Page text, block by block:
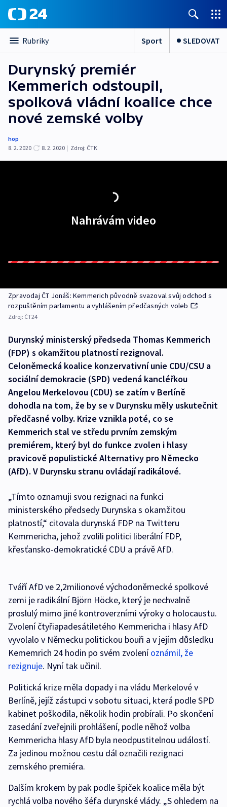
Rubriky Sport SLEDOVAT
Durynský premiér
Kemmerich odstoupil,
spolková vládní koalice chce
nové zemské volby
hop
8. 2. 2020
8. 2. 2020 | Zdroj: ČTK
Nahrávám video
Zpravodaj ČT Jonáš: Kemmerich původně svazoval svůj odchod s
rozpuštěním parlamentu a vyhlášením předčasných voleb
Zdroj: ČT24
Durynský ministerský předseda Thomas Kemmerich
(FDP) s okamžitou platností rezignoval.
Celoněmecká koalice konzervativní unie CDU/CSU a
sociální demokracie (SPD) vedená kancléřkou
Angelou Merkelovou (CDU) se zatím v Berlíně
dohodla na tom, že by se v Durynsku měly uskutečnit
předčasné volby. Krize vznikla poté, co se
Kemmerich stal ve středu prvním zemským
premiérem, který byl do funkce zvolen i hlasy
pravicově populistické Alternativy pro Německo
(AfD). V Durynsku stranu ovládají radikálové.
„Tímto oznamuji svou rezignaci na funkci
ministerského předsedy Durynska s okamžitou
platností,“ citovala durynská FDP na Twitteru
Kemmericha, jehož zvolili politici liberální FDP,
křesťansko-demokratické CDU a právě AfD.
Tváří AfD ve 2,2milionové východoněmecké spolkové
zemi je radikální Björn Höcke, který je nechvalně
proslulý mimo jiné kontroverzními výroky o holocaustu.
Zvolení čtyřiapadesátiletého Kemmericha i hlasy AfD
vyvolalo v Německu politickou bouři a v jejím důsledku
Kememrich 24 hodin po svém zvoleníoznámil, že
rezignuje. Nyní tak učinil.
Politická krize měla dopady i na vládu Merkelové v
Berlíně, jejíž zástupci v sobotu situaci, která podle SPD
kabinet poškodila, několik hodin probírali. Po skončení
zasedání zveřejnili prohlášení, podle něhož volba
Kemmericha hlasy AfD byla neodpustitelnou událostí.
Za jedinou možnou cestu dál označili rezignaci
zemského premiéra.
Dalším krokem by pak podle špiček koalice měla být
rychlá volba nového šéfa durynské vlády. „S ohledem na